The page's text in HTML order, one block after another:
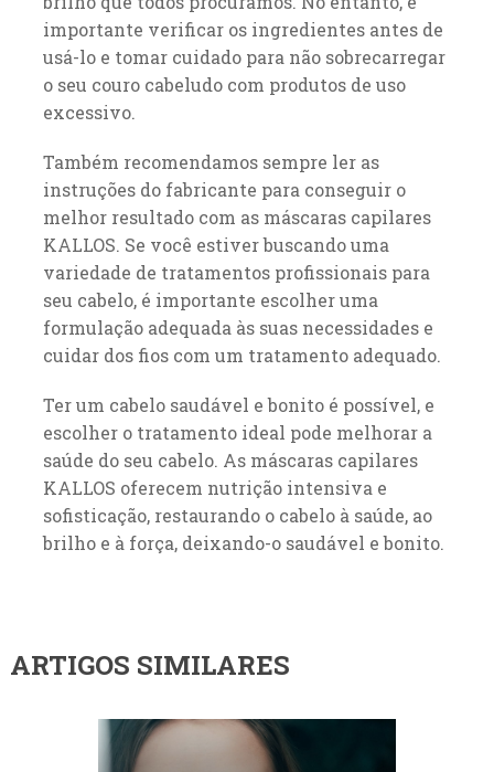
importante verificar os ingredientes antes de
usá-lo e tomar cuidado para não sobrecarregar
o seu couro cabeludo com produtos de uso
excessivo.
Também recomendamos sempre ler as
instruções do fabricante para conseguir o
melhor resultado com as máscaras capilares
KALLOS. Se você estiver buscando uma
variedade de tratamentos profissionais para
seu cabelo, é importante escolher uma
formulação adequada às suas necessidades e
cuidar dos fios com um tratamento adequado.
Ter um cabelo saudável e bonito é possível, e
escolher o tratamento ideal pode melhorar a
saúde do seu cabelo. As máscaras capilares
KALLOS oferecem nutrição intensiva e
sofisticação, restaurando o cabelo à saúde, ao
brilho e à força, deixando-o saudável e bonito.
ARTIGOS SIMILARES